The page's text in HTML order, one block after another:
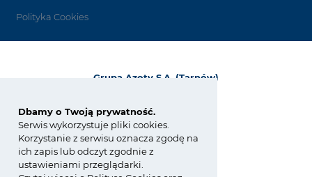
Dbamy o Twoją prywatność.
Serwis wykorzystuje pliki cookies.
Korzystanie z serwisu oznacza zgodę na
ich zapis lub odczyt zgodnie z
ustawieniami przeglądarki.
Polityka Cookies
Grupa Azoty S.A. (Tarnów)
33-101 Tarnów, Polska
tel.:+48 14 637 37 37
fax: +48 14 633 07 18
tarnow@grupaazoty.com